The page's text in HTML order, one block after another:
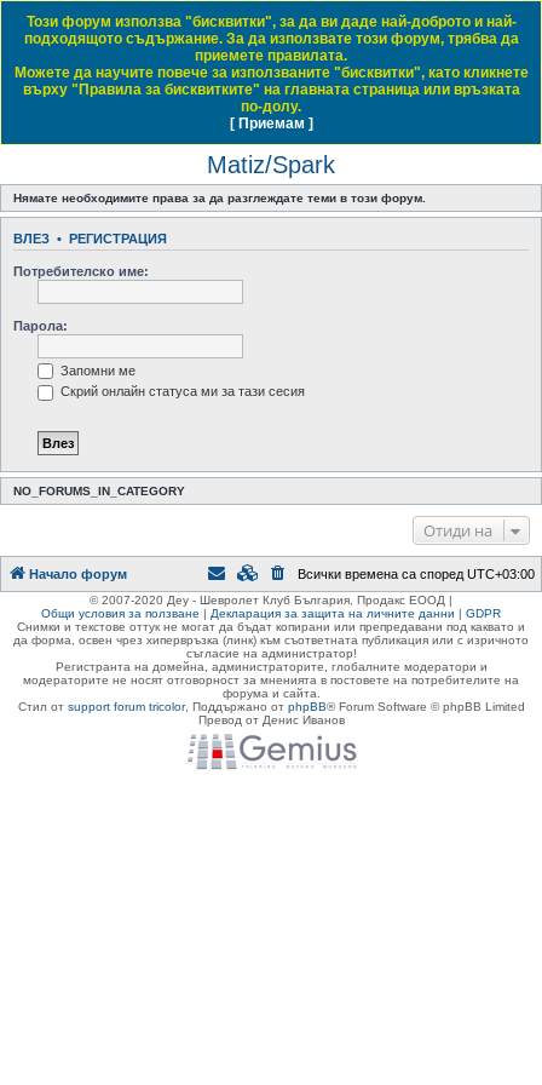
Daewoo & Chevrolet Club Bulgaria
ЧЗВ Правила на форума Влез
Регистрация
Начало форум City Cars / Градски автомобили Matiz/Spark
с
е
Виж активните теми
Matiz/Spark
Нямате необходимите права за да разглеждате теми в този форум.
ВЛЕЗ • РЕГИСТРАЦИЯ
Потребителско име:
Парола:
Запомни ме
Скрий онлайн статуса ми за тази сесия
NO_FORUMS_IN_CATEGORY
Отиди на
Този форум използва "бисквитки", за да ви даде най-доброто и най-
подходящото съдържание. За да използвате този форум, трябва да
приемете правилата.
Можете да научите повече за използваните "бисквитки", като кликнете
върху "Правила за бисквитките" на главната страница или връзката
по-долу.
[ Приемам ]
Начало форум Всички времена са според UTC+03:00
© 2007-2020 Деу - Шевролет Клуб България, Продакс ЕООД |
Общи условия за ползване | Декларация за защита на личните данни | GDPR
Снимки и текстове оттук не могат да бъдат копирани или препредавани под каквато и
да форма, освен чрез хипервръзка (линк) към съответната публикация или с изричното
съгласие на администратор!
Регистранта на домейна, администраторите, глобалните модератори и
модераторите не носят отговорност за мненията в постовете на потребителите на
форума и сайта.
Стил от support forum tricolor, Поддържано от phpBB® Forum Software © phpBB Limited
Превод от Денис Иванов